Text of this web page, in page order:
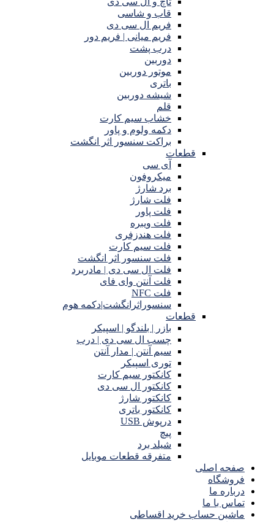
قاب و شاسی
فریم ال سی دی
فریم میانی | فریم دور
درب پشت
دوربین
موتور دوربین
باتری
شیشه دوربین
قلم
خشاب سیم کارت
دکمه ولوم و پاور
براکت سنسور اثر انگشت
قطعات
آی سی
میکروفون
برد شارژ
فلت شارژ
فلت پاور
فلت ویبره
فلت هندزفری
فلت سیم کارت
فلت سنسور اثر انگشت
فلت ال سی دی | مادربرد
فلت آنتن وای فای
فلت NFC
سنسوراثرانگشت|دکمه هوم
قطعات
بازر | بلندگو | اسپیکر
چسب ال سی دی | درب
سیم آنتن | مدار آنتن
توری اسپیکر
کانکتور سیم کارت
کانکتور ال سی دی
کانکتور شارژ
کانکتور باتری
درپوش USB
پیچ
شیلد برد
متفرقه قطعات موبایل
صفحه اصلی
فروشگاه
درباره ما
تماس با ما
ماشین حساب خرید اقساطی